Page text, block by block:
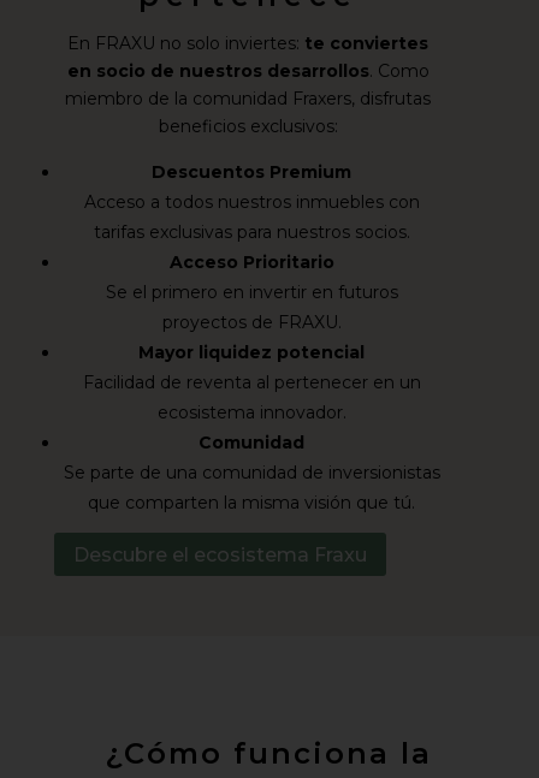
En FRAXU no solo inviertes: te conviertes
en socio de nuestros desarrollos. Como
miembro de la comunidad Fraxers, disfrutas
beneficios exclusivos:
Descuentos Premium
Acceso a todos nuestros inmuebles con
tarifas exclusivas para nuestros socios.
Acceso Prioritario
Se el primero en invertir en futuros
proyectos de FRAXU.
Mayor liquidez potencial
Facilidad de reventa al pertenecer en un
ecosistema innovador.
Comunidad
Se parte de una comunidad de inversionistas
que comparten la misma visión que tú.
Descubre el ecosistema Fraxu
¿Cómo funciona la